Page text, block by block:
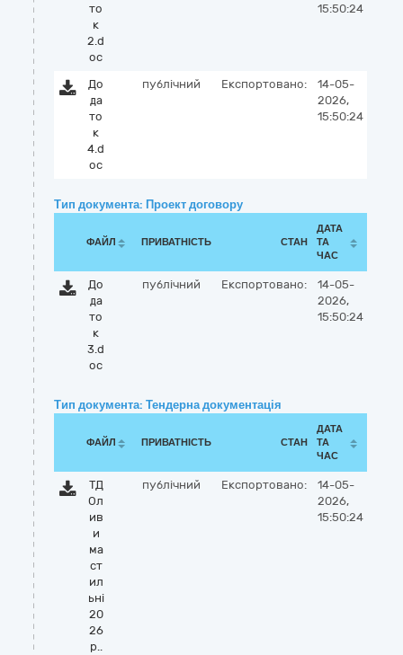
то
к
2.d
oc
15:50:24
До
да
то
к
4.d
oc
публічний Експортовано:
14-05-
2026,
15:50:24
Тип документа: Проект договору
ФАЙЛ ПРИВАТНІСТЬ СТАН
ДАТА
ТА
ЧАС
До
да
то
к
3.d
oc
публічний Експортовано:
14-05-
2026,
15:50:24
Тип документа: Тендерна документація
ФАЙЛ ПРИВАТНІСТЬ СТАН
ДАТА
ТА
ЧАС
ТД
Ол
ив
и
ма
ст
ил
ьні
20
26
р..
публічний Експортовано:
14-05-
2026,
15:50:24